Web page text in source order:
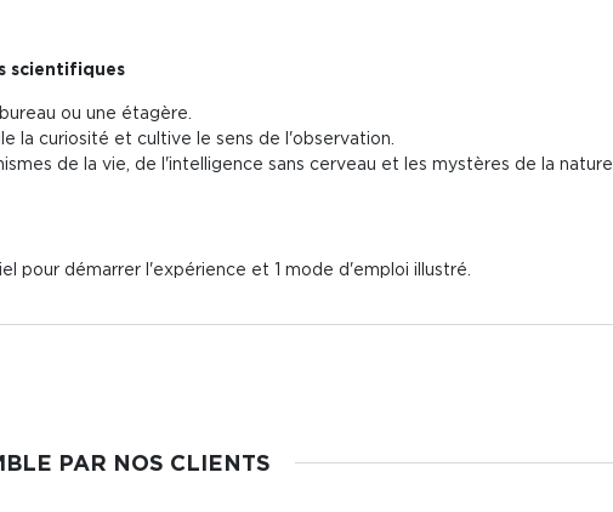
scientifiques
ou une étagère.
la curiosité et cultive le sens de l'observation.
de la vie, de l'intelligence sans cerveau et les mystères de la nature.
pour démarrer l'expérience et 1 mode d'emploi illustré.
PAR NOS CLIENTS